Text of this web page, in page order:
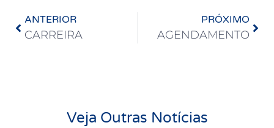
ANTERIOR
CARREIRA
PRÓXIMO
AGENDAMENTO
Veja Outras Notícias